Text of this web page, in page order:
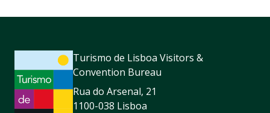
Turismo de Lisboa Visitors &
Convention Bureau
Rua do Arsenal, 21
1100-038 Lisboa